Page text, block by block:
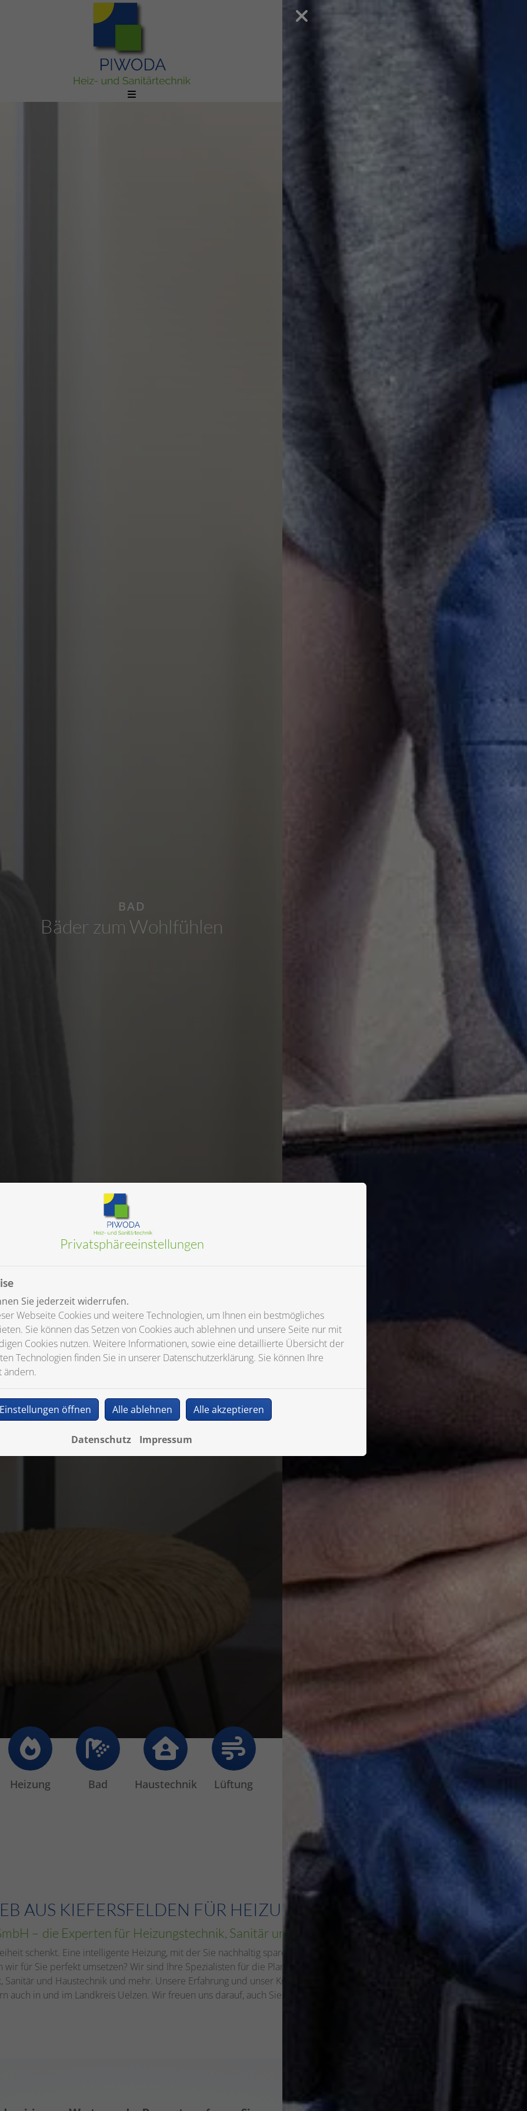
mit Verstand
Heizung Bad Haustechnik Lüftung
AUS KIEFERSFELDEN FÜR HEIZUNG SEIT 1999
– die Experten für Heizungstechnik, Sanitär und Haustechnik
schenkt. Eine intelligente Heizung, mit der Sie nachhaltig sparen. Oder ein Smart Home, das Sicherheit
für Sie perfekt umsetzen? Wir sind Ihre Spezialisten für die Planung und Realisierung anspruchsvoller
und Haustechnik und mehr. Unsere Erfahrung und unser Know-how schätzen Kunden nicht nur in
auch in und im Landkreis Uelzen. Wir freuen uns darauf, auch Sie zu überzeugen.
Privatsphäre­einstellungen
Sie jederzeit widerrufen.
Webseite Cookies und weitere Technologien, um Ihnen ein bestmögliches
Sie können das Setzen von Cookies auch ablehnen und unsere Seite nur mit
Cookies nutzen. Weitere Informationen, sowie eine detaillierte Übersicht der
Technologien finden Sie in unserer Datenschutzerklärung. Sie können Ihre
ändern.
Einstellungen öffnen Alle ablehnen Alle akzeptieren
Datenschutz Impressum